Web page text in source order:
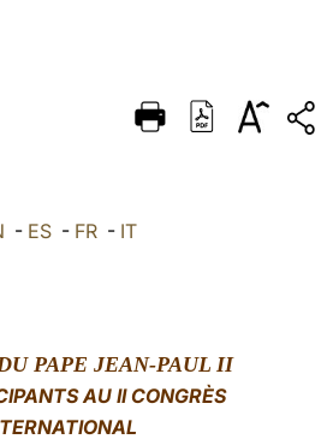
DEUTSCH
- ES - FR - IT
PAPE JEAN-PAUL II
AU II CONGRÈS